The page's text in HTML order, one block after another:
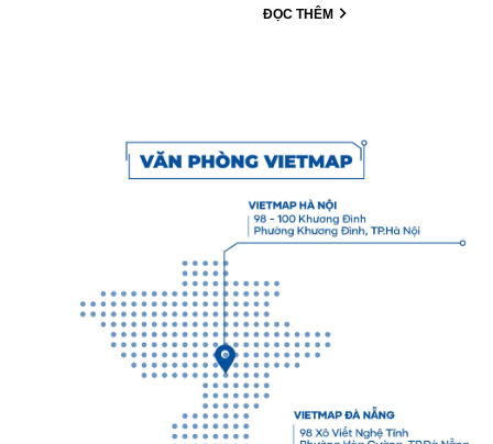
ĐỌC THÊM